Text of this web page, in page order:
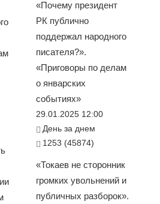
«Почему президент
РК публично
поддержал народного
писателя?».
«Приговоры по делам
о январских
событиях»
29.01.2025 12:00
День за днем
1253 (45874)
«Токаев не сторонник
громких увольнений и
публичных разборок».